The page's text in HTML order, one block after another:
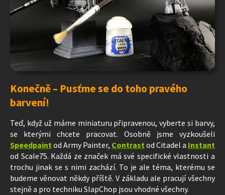
Konečně – Pusťme se do toho pravého
barvení!
Teď, když už máme miniaturu připravenou, vyberte si barvy,
se kterými chcete pracovat. Osobně jsme vyzkoušeli
Speedpaint od Army Painter, Contrast od Citadel a Instant
od Scale75. Každá ze značek má své specifické vlastnosti a
trochu jinak se s nimi zachází. To je ale téma, kterému se
budeme věnovat někdy příště. V základu ale pracují všechny
stejně a pro techniku SlapChop jsou vhodné všechny.